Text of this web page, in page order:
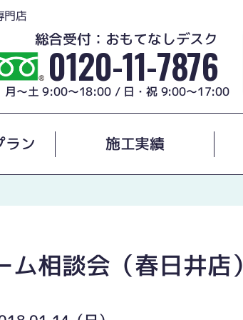
門店
総合受付：おもてなしデスク
0120-11-7876
月～土 9:00～18:00 / 日・祝 9:00～17:00
ラン 施工実績
相談会（春日井店）